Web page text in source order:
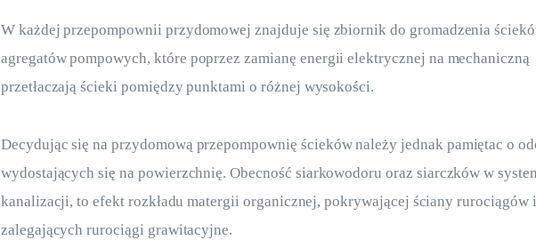
W każdej przepompownii przydomowej znajduje się zbiornik do gromadzenia
agregatów pompowych, które poprzez zamianę energii elektrycznej na mechaniczną
przetłaczają ścieki pomiędzy punktami o różnej wysokości.
Decydując się na przydomową przepompownię ścieków należy jednak pamiętac o
wydostających się na powierzchnię. Obecność siarkowodoru oraz siarczków w
kanalizacji, to efekt rozkładu matergii organicznej, pokrywającej ściany rurociągów
zalegających rurociągi grawitacyjne.